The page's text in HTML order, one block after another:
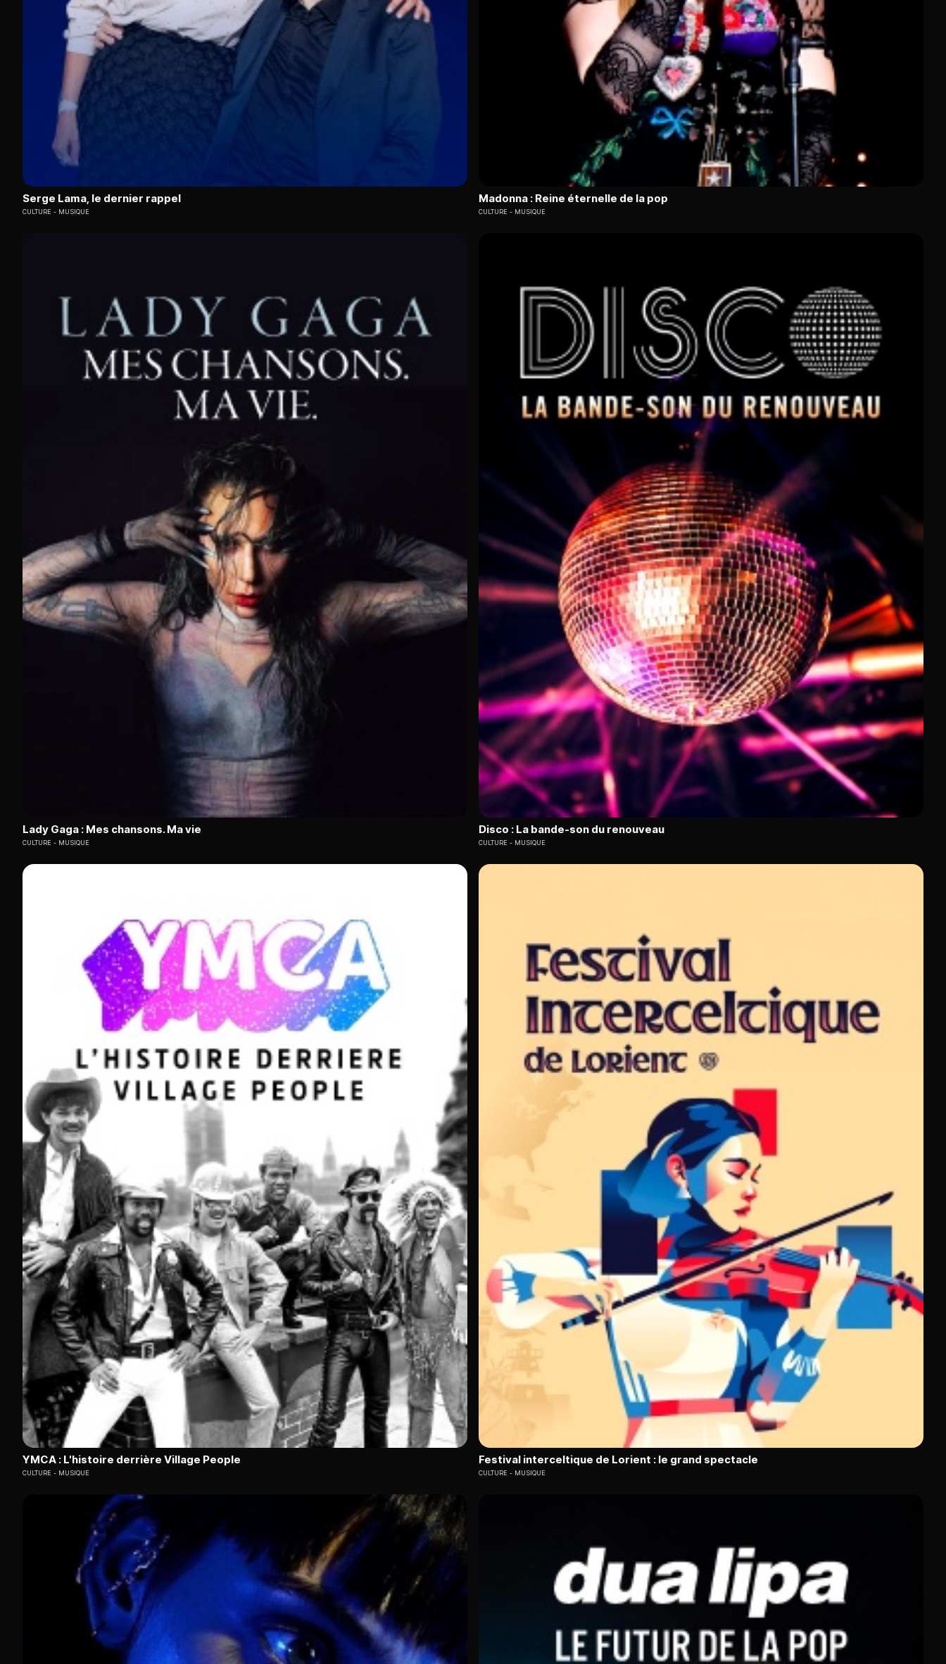
Serge Lama, le dernier rappel
CULTURE MUSIQUE
Madonna : Reine éternelle de la pop
CULTURE MUSIQUE
Lady Gaga : Mes chansons. Ma vie
CULTURE MUSIQUE
Disco : La bande-son du renouveau
CULTURE MUSIQUE
YMCA : L'histoire derrière Village People
CULTURE MUSIQUE
Festival interceltique de Lorient : le grand spectacle
CULTURE MUSIQUE